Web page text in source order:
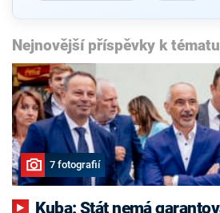
Nejnovější příspěvky k tématu
7 fotografií